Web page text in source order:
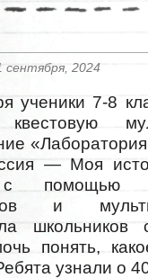
сентября, 2024
ученики 7-8
квестовую
— Моя
помощью
и
понять,
узнали о